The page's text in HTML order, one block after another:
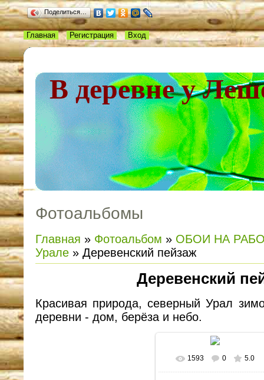
Поделиться…
В деревне у
Главная Регистрация Вход
Фотоальбомы
Главная » Фотоальбом » ОБОИ НА
Урале » Деревенский пейзаж
Деревенский
Красивая природа, северный Урал
деревни - дом, берёза и небо.
В реальном размере
1593 0 5.0